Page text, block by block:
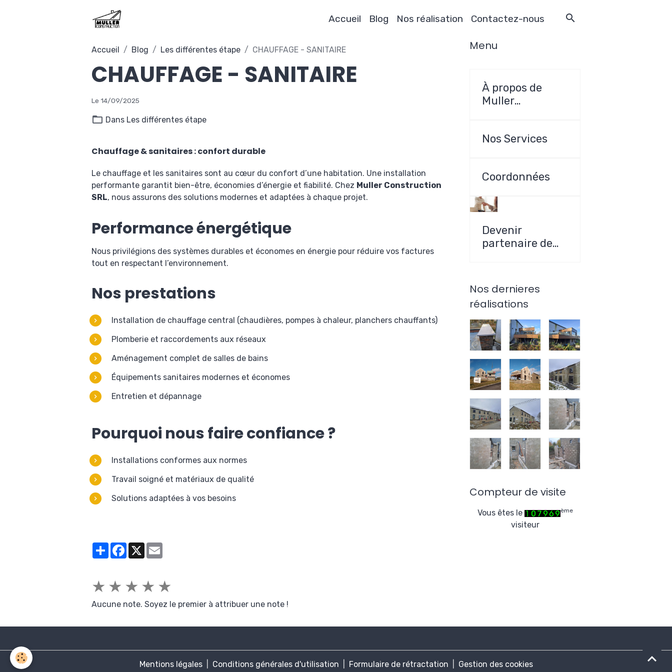
Accueil Blog Nos réalisation Contactez-nous
Accueil Blog Les différentes étape CHAUFFAGE - SANITAIRE
CHAUFFAGE - SANITAIRE
Le 14/09/2025
Dans Les différentes étape
Chauffage & sanitaires : confort durable
Le chauffage et les sanitaires sont au cœur du confort d’une habitation. Une installation
performante garantit bien-être, économies d’énergie et fiabilité. Chez Muller Construction
SRL, nous assurons des solutions modernes et adaptées à chaque projet.
Performance énergétique
Nous privilégions des systèmes durables et économes en énergie pour réduire vos factures
tout en respectant l’environnement.
Nos prestations
Installation de chauffage central (chaudières, pompes à chaleur, planchers chauffants)
Plomberie et raccordements aux réseaux
Aménagement complet de salles de bains
Équipements sanitaires modernes et économes
Entretien et dépannage
Pourquoi nous faire confiance ?
Installations conformes aux normes
Travail soigné et matériaux de qualité
Solutions adaptées à vos besoins
PartagerFacebook
X
★ ★ ★ ★ ★
Aucune note. Soyez le premier à attribuer une note !
Menu
À propos de
Muller
Nos Services
Coordonnées
Devenir
partenaire de
SRL
Nos dernieres
réalisations
Compteur de visite
Vous êtes le ème
visiteur
Mentions légales Conditions générales d'utilisation Formulaire de rétractation Gestion des cookies